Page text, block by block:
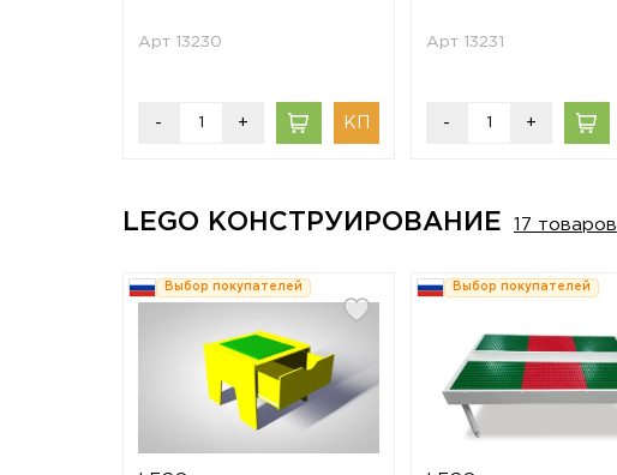
Арт 13230
- +
Арт 13231
- +
LEGO КОНСТРУИРОВАНИЕ 17 товаров
Выбор покупателей Выбор покупателей